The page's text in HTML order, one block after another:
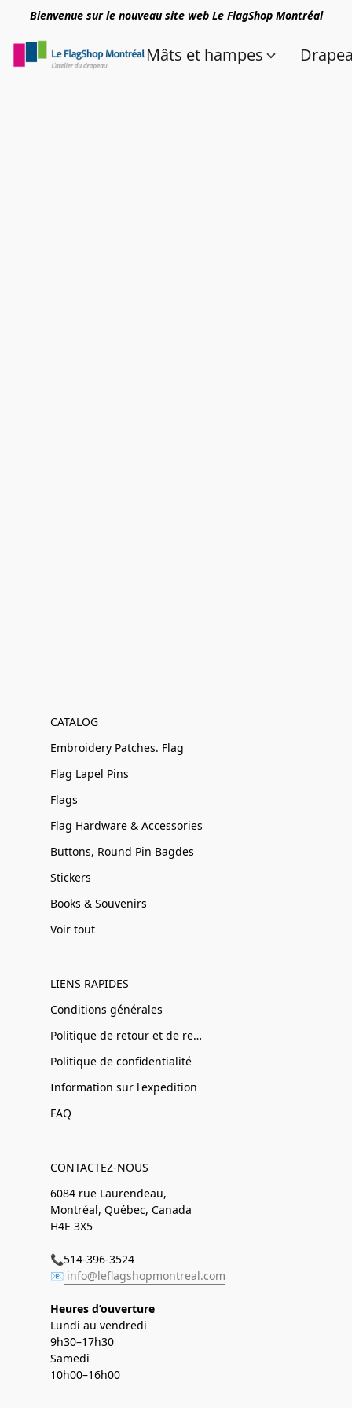
Bienvenue sur le nouveau site web Le FlagShop Montréal
Mâts et hampes
CATALOG
Embroidery Patches. Flag
Flag Lapel Pins
Flags
Flag Hardware & Accessories
Buttons, Round Pin Bagdes
Stickers
Books & Souvenirs
Voir tout
LIENS RAPIDES
Conditions générales
Politique de retour et de remboursement
Politique de confidentialité
Information sur l'expedition
FAQ
CONTACTEZ-NOUS
6084 rue Laurendeau,
Montréal, Québec, Canada
H4E 3X5
📞514-396-3524
📧 info@leflagshopmontreal.com
Heures d’ouverture
Lundi au vendredi
9h30–17h30
Samedi
10h00–16h00